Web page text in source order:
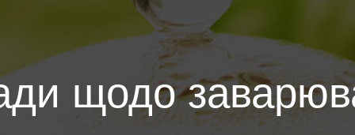
щодо